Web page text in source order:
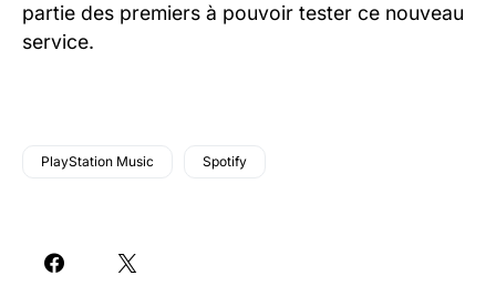
partie des premiers à pouvoir tester ce nouveau
service.
PlayStation Music Spotify